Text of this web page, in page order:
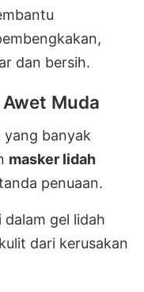
dan bersih.
Muda
yang banyak
masker lidah
penuaan.
gel lidah
dari kerusakan